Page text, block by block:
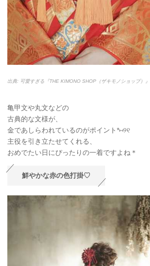
出典: 可愛すぎる『THE KIMONO SHOP（ザキモノショップ）
亀甲文や丸文などの
古典的な文様が、
金であしらわれているのがポイント*⑅୨୧
主役を引き立たせてくれる、
おめでたい日にぴったりの一着ですよね＊
鮮やかな赤の色打掛♡